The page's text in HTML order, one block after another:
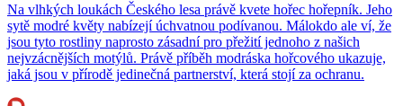
Na vlhkých loukách Českého lesa právě kvete hořec hořepník. Jeho
sytě modré květy nabízejí úchvatnou podívanou. Málokdo ale ví, že
jsou tyto rostliny naprosto zásadní pro přežití jednoho z našich
nejvzácnějších motýlů. Právě příběh modráska hořcového ukazuje,
jaká jsou v přírodě jedinečná partnerství, která stojí za ochranu.